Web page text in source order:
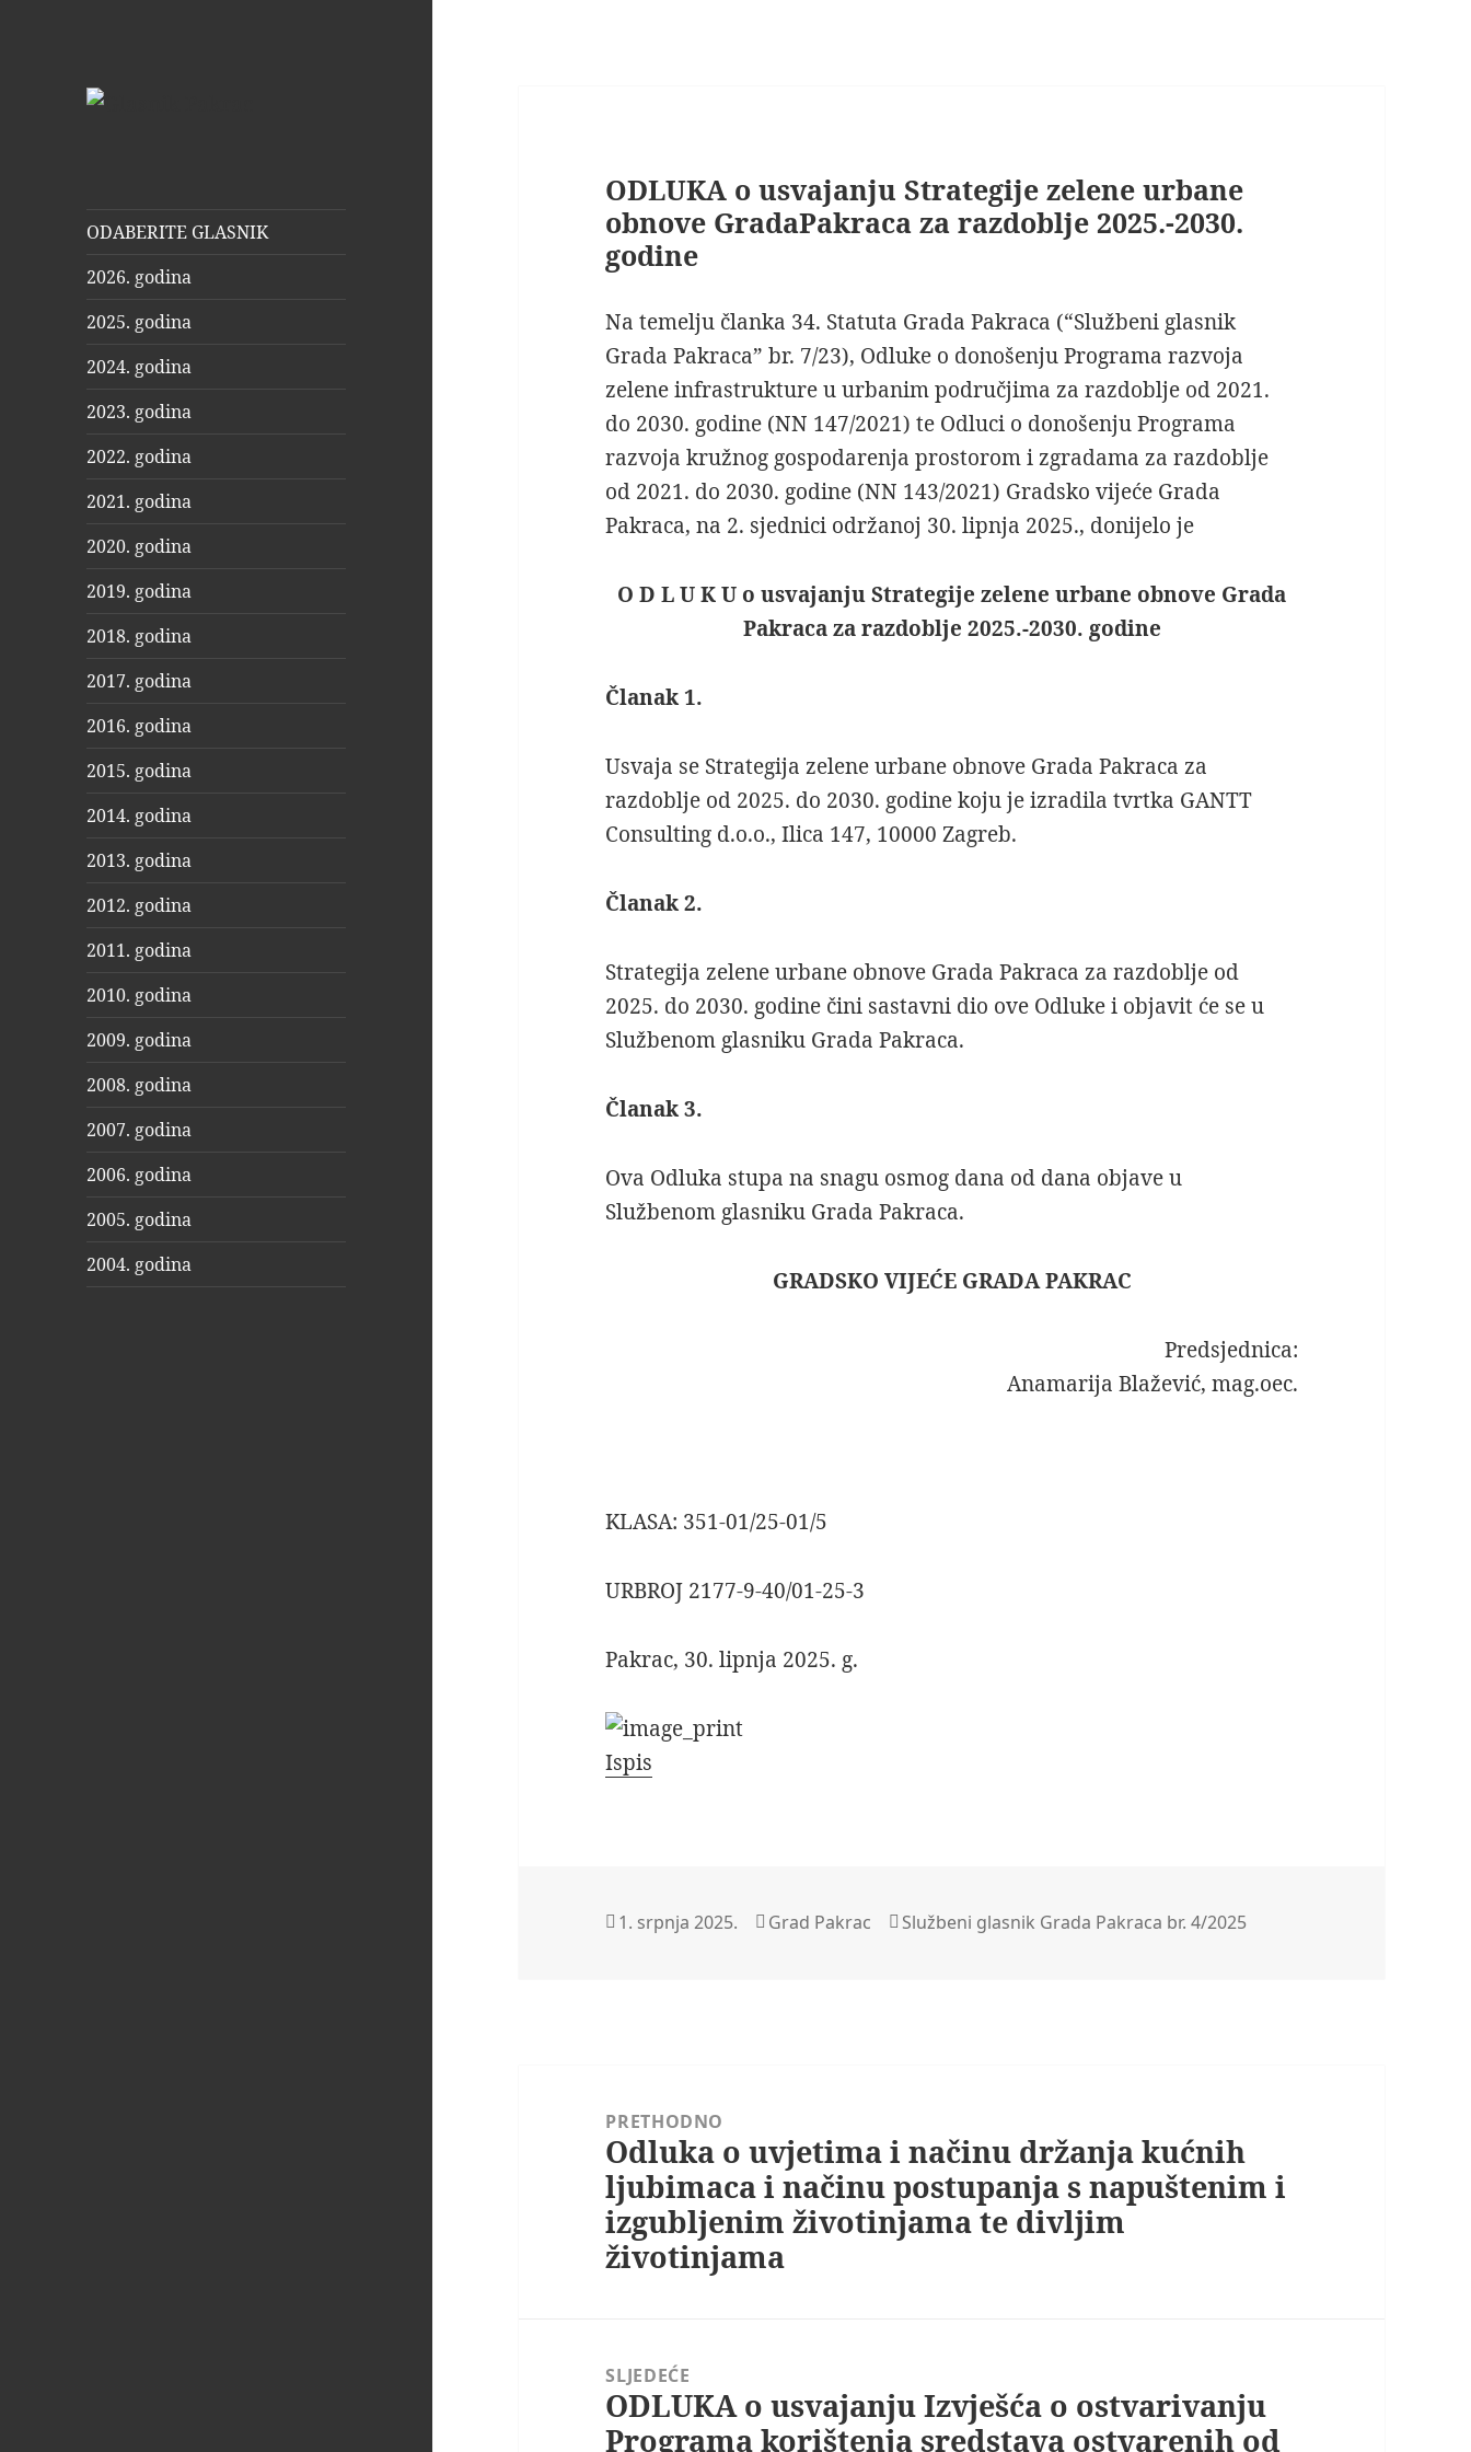
ODABERITE GLASNIK
2026. godina
2025. godina
2024. godina
2023. godina
2022. godina
2021. godina
2020. godina
2019. godina
2018. godina
2017. godina
2016. godina
2015. godina
2014. godina
2013. godina
2012. godina
2011. godina
2010. godina
2009. godina
2008. godina
2007. godina
2006. godina
2005. godina
2004. godina
ODLUKA o usvajanju Strategije zelene urbane
obnove GradaPakraca za razdoblje 2025.-2030.
godine
Na temelju članka 34. Statuta Grada Pakraca (“Službeni glasnik
Grada Pakraca” br. 7/23), Odluke o donošenju Programa razvoja
zelene infrastrukture u urbanim područjima za razdoblje od 2021.
do 2030. godine (NN 147/2021) te Odluci o donošenju Programa
razvoja kružnog gospodarenja prostorom i zgradama za razdoblje
od 2021. do 2030. godine (NN 143/2021) Gradsko vijeće Grada
Pakraca, na 2. sjednici održanoj 30. lipnja 2025., donijelo je
O D L U K U o usvajanju Strategije zelene urbane obnove Grada
Pakraca za razdoblje 2025.-2030. godine
Članak 1.
Usvaja se Strategija zelene urbane obnove Grada Pakraca za
razdoblje od 2025. do 2030. godine koju je izradila tvrtka GANTT
Consulting d.o.o., Ilica 147, 10000 Zagreb.
Članak 2.
Strategija zelene urbane obnove Grada Pakraca za razdoblje od
2025. do 2030. godine čini sastavni dio ove Odluke i objavit će se u
Službenom glasniku Grada Pakraca.
Članak 3.
Ova Odluka stupa na snagu osmog dana od dana objave u
Službenom glasniku Grada Pakraca.
GRADSKO VIJEĆE GRADA PAKRAC
Predsjednica:
Anamarija Blažević, mag.oec.
KLASA: 351-01/25-01/5
URBROJ 2177-9-40/01-25-3
Pakrac, 30. lipnja 2025. g.
Ispis
Objavljeno
1. srpnja 2025. Autor
Grad Pakrac Kategorije
Službeni glasnik Grada Pakraca br. 4/2025
PRETHODNO
Prethodna
objava:
Odluka o uvjetima i načinu držanja kućnih
ljubimaca i načinu postupanja s napuštenim i
izgubljenim životinjama te divljim
životinjama
SLJEDEĆE
Sljedeća
objava:
ODLUKA o usvajanju Izvješća o ostvarivanju
Programa korištenja sredstava ostvarenih od